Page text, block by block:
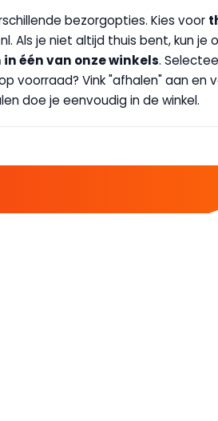
bezorgopties. Kies voor
Als je niet altijd thuis bent, kun je
één van onze winkels.
voorraad? Vink "afhalen" aan en
doe je eenvoudig in de winkel.